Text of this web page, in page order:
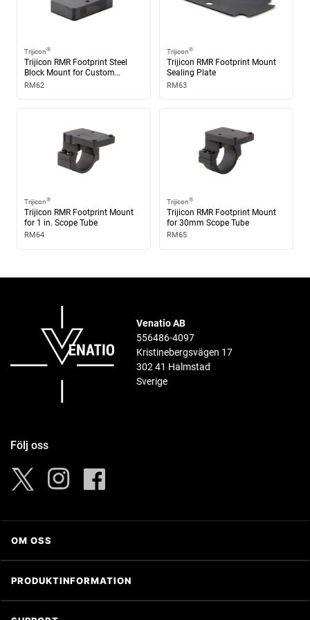
Trijicon®
Trijicon RMR Footprint Steel
Block Mount for Custom
Shaping
RM62
Trijicon®
Trijicon RMR Footprint Mount
Sealing Plate
RM63
Trijicon®
Trijicon RMR Footprint Mount
for 1 in. Scope Tube
RM64
Trijicon®
Trijicon RMR Footprint Mount
for 30mm Scope Tube
RM65
Venatio AB
556486-4097
Kristinebergsvägen 17
302 41 Halmstad
Sverige
Följ oss
OM OSS
Om Venatio AB
PRODUKTINFORMATION
Trijicon®